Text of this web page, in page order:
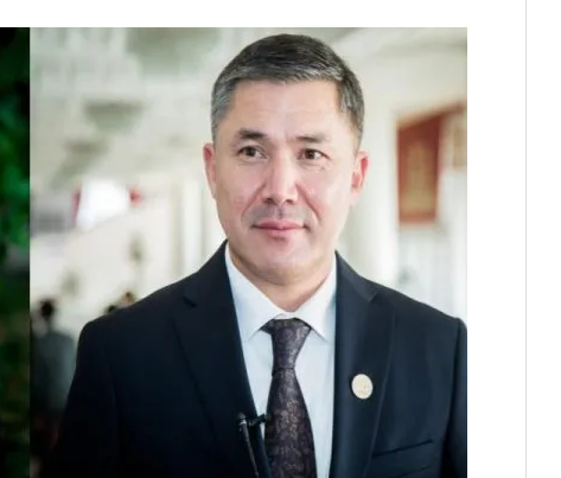
темадагы
дагы катышса жакшы
ЖУСУП
шоу
Central Park